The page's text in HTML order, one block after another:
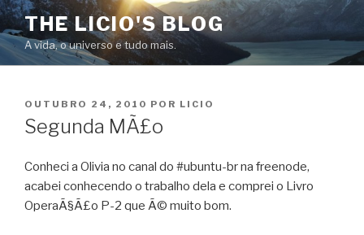
Pular
para
o
conteúdo
THE LICIO'S BLOG
A vida, o universo e tudo mais.
PUBLICADO
EM
OUTUBRO 24, 2010 POR LICIO
Segunda MÃ£o
Conheci a Olivia no canal do #ubuntu-br na freenode,
acabei conhecendo o trabalho dela e comprei o Livro
OperaÃ§Ã£o P-2 que Ã© muito bom.